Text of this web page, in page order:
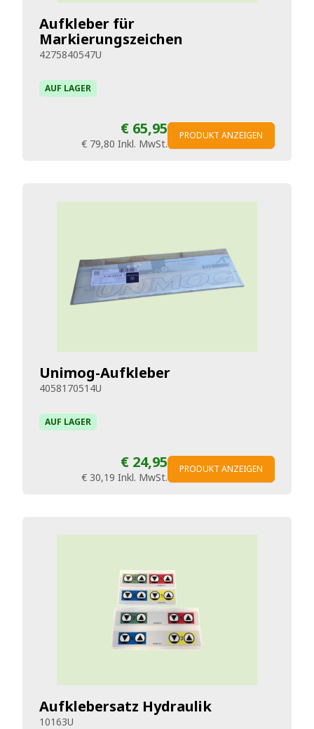
Aufkleber für
Markierungszeichen
4275840547U
AUF LAGER
€ 65,95
€ 79,80 Inkl. MwSt.
PRODUKT ANZEIGEN
Unimog-Aufkleber
4058170514U
AUF LAGER
€ 24,95
€ 30,19 Inkl. MwSt.
PRODUKT ANZEIGEN
Aufklebersatz Hydraulik
10163U